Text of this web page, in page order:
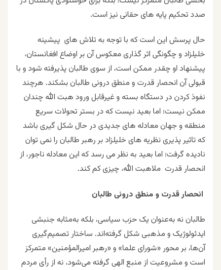
صدد تحکیم پایه های حقانی نیز است.
حال پرسش این است که با توجه به تلاش های پیشینه
خلیلزاد و چگونگی اثر گذاری معکوس آن بر اوضاع افغانستان،
پیشنهاد او چقدر ممکن است، از سوی طالبان پذیرفته شود و با
قبولی آن انحصار قدرت و منطق درونی طالبان بشکند. هرچند
نفوذ کردن در دستگاه بسته و غیرقابل ورود هبت الله چندان
ممکن نیست؛ اما بعید نیست که در بستر تحولات سریع
منطقه و جهان معادله های جدیدی در حال شکل گیری باشد
که تاثیر پذیری نظریه های خلیلزاد بر رهبر طالبان را نمی توان
نادیده گرفت؛ اما بعید به نظر می رسد که این معادله ناجور، از
انحصار قدرت ملاهبت الله، چیزی کم کند.
انحصار قدرت و منطق درونی طالبان
طالبان نه به‌عنوان یک حزب سیاسی، بلکه به‌مثابه جنبشی
ایدئولوژیک و مذهبی شکل گرفته‌اند. ساختار تصمیم‌گیری
آن‌ها، بر محور «شورای علما» و «رهبر امیرالمؤمنین» متمرکز
است و مشروعیت از منبع الهی گرفته می‌شود، نه از رأی مردم